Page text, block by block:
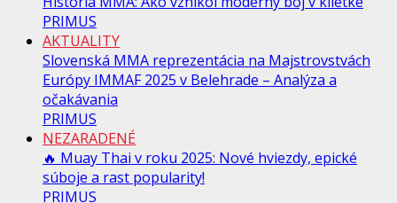
PRIMUS
AKTUALITY
Slovenská MMA reprezentácia na Majstrovstvách
Európy IMMAF 2025 v Belehrade – Analýza a
očakávania
PRIMUS
NEZARADENÉ
🔥 Muay Thai v roku 2025: Nové hviezdy, epické
súboje a rast popularity!
PRIMUS